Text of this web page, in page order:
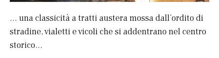
… una classicità a tratti austera mossa dall’ordito di
stradine, vialetti e vicoli che si addentrano nel centro
storico…